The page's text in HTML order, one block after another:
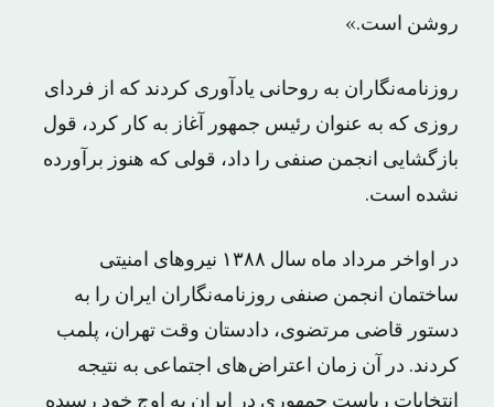
روشن است.»
روزنامه‌نگاران به روحانی یادآوری کردند که از فردای
روزی که به عنوان رئیس جمهور آغاز به کار کرد، قول
بازگشایی انجمن صنفی را داد، قولی که هنوز برآورده
نشده است.
در اواخر مرداد ماه سال ۱۳۸۸ نیروهای امنیتی
ساختمان انجمن صنفی روزنامه‌نگاران ایران را به
دستور قاضی مرتضوی، دادستان وقت تهران، پلمب
کردند. در آن زمان اعتراض‌های اجتماعی به نتیجه
انتخابات ریاست جمهوری در ایران به اوج خود رسیده